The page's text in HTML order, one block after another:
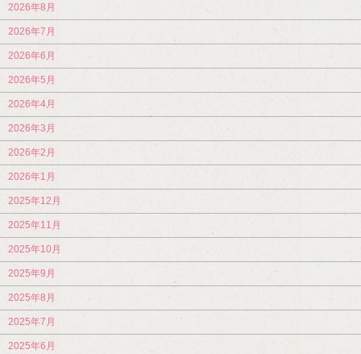
2026年8月
2026年7月
2026年6月
2026年5月
2026年4月
2026年3月
2026年2月
2026年1月
2025年12月
2025年11月
2025年10月
2025年9月
2025年8月
2025年7月
2025年6月